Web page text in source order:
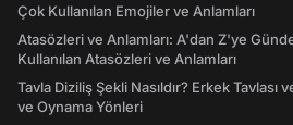
Çok Kullanılan Emojiler ve Anlamları
Atasözleri ve Anlamları: A'dan Z'ye
Kullanılan Atasözleri ve Anlamları
Tavla Diziliş Şekli Nasıldır? Erkek Tavlası
ve Oynama Yönleri